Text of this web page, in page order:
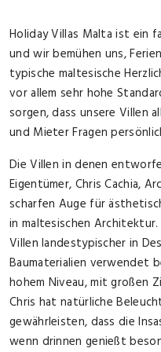
Holiday Villas Malta ist ein
und wir bemühen uns,
typische maltesische
vor allem sehr hohe
sorgen, dass unsere Villen
und Mieter Fragen
Die Villen in denen
Eigentümer, Chris Cachia,
scharfen Auge für
in maltesischen
Villen landestypischer in
Baumaterialien verwendet
hohem Niveau, mit großen
Chris hat natürliche
gewährleisten, dass die
wenn drinnen genießt